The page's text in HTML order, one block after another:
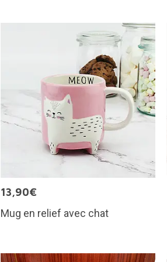
13,90€
Mug en relief avec chat